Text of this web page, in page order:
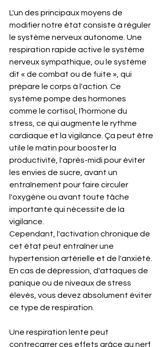
L'un des principaux moyens de
modifier notre état consiste à réguler
le système nerveux autonome. Une
respiration rapide active le système
nerveux sympathique, ou le système
dit « de combat ou de fuite », qui
prépare le corps à l'action. Ce
système pompe des hormones
comme le cortisol, l’hormone du
stress, ce qui augmente le rythme
cardiaque et la vigilance. Ça peut être
utile le matin pour booster la
productivité, l'après-midi pour éviter
les envies de sucre, avant un
entraînement pour faire circuler
l'oxygène ou avant toute tâche
importante qui nécessite de la
vigilance.
Cependant, l'activation chronique de
cet état peut entraîner une
hypertension artérielle et de l'anxiété.
En cas de dépression, d'attaques de
panique ou de niveaux de stress
élevés, vous devez absolument éviter
ce type de respiration.
Une respiration lente peut
contrecarrer ces effets grâce au nerf